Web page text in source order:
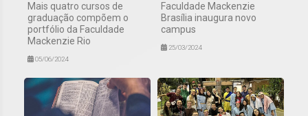
Mais quatro cursos de
graduação compõem o
portfólio da Faculdade
Mackenzie Rio
05/06/2024
Faculdade Mackenzie
Brasília inaugura novo
campus
25/03/2024